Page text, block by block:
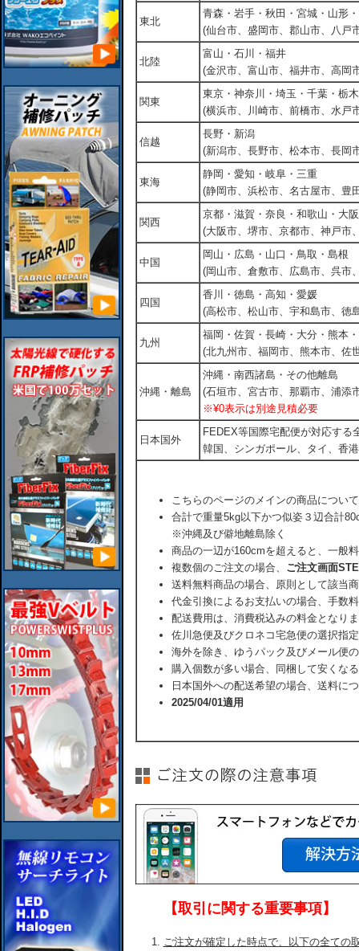
東北
青森・岩手・秋田・宮城・山形
(仙台市、盛岡市、郡山市、八戸
北陸
富山・石川・福井
(金沢市、富山市、福井市、高岡
関東
東京・神奈川・埼玉・千葉・栃
(横浜市、川崎市、前橋市、水戸
信越
長野・新潟
(新潟市、長野市、松本市、長岡
東海
静岡・愛知・岐阜・三重
(静岡市、浜松市、名古屋市、豊
関西
京都・滋賀・奈良・和歌山・大
(大阪市、堺市、京都市、神戸市
中国
岡山・広島・山口・鳥取・島根
(岡山市、倉敷市、広島市、呉市
四国
香川・徳島・高知・愛媛
(高松市、松山市、宇和島市、徳
九州
福岡・佐賀・長崎・大分・熊本
(北九州市、福岡市、熊本市、佐
沖縄・離島
沖縄・南西諸島・その他離島
(石垣市、宮古市、那覇市、浦添
※¥0表示は別途見積必要
日本国外
FEDEX等国際宅配便が対応す
韓国、シンガポール、タイ、香
こちらのページのメインの商品につい
合計で重量5kg以下かつ似姿３辺合計
※沖縄及び僻地離島除く
商品の一辺が160cmを超えると、一般
複数個のご注文の場合、 ご注文画面
送料無料商品の場合、原則として該当
代金引換によるお支払いの場合、手数
配送費用は、消費税込みの料金となり
佐川急便及びクロネコ宅急便の選択指
海外を除き、ゆうパック及びメール便
購入個数が多い場合、同梱して安くな
日本国外への配送希望の場合、送料に
2025/04/01適用
【取引に関する重要事項】
ご注文が確定した時点で、以下の全ての